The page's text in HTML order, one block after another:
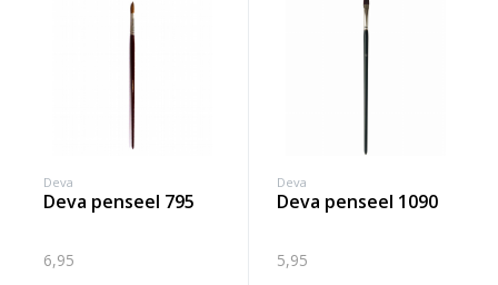
Deva
deva penseel 795
6,95
Deva
deva penseel 1090
5,95